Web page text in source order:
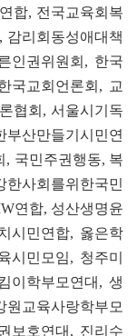
합, 전국교육회복
감리회동성애대책
인권위원회, 한국
국교회언론회, 교
협회, 서울시기독
부산만들기시민연
, 국민주권행동, 복
한사회를위한국민
연합, 성산생명윤
시민연합, 옳은학
시민모임, 청주미
이학부모연대, 생
원교육사랑학부모
보호연대, 진리수